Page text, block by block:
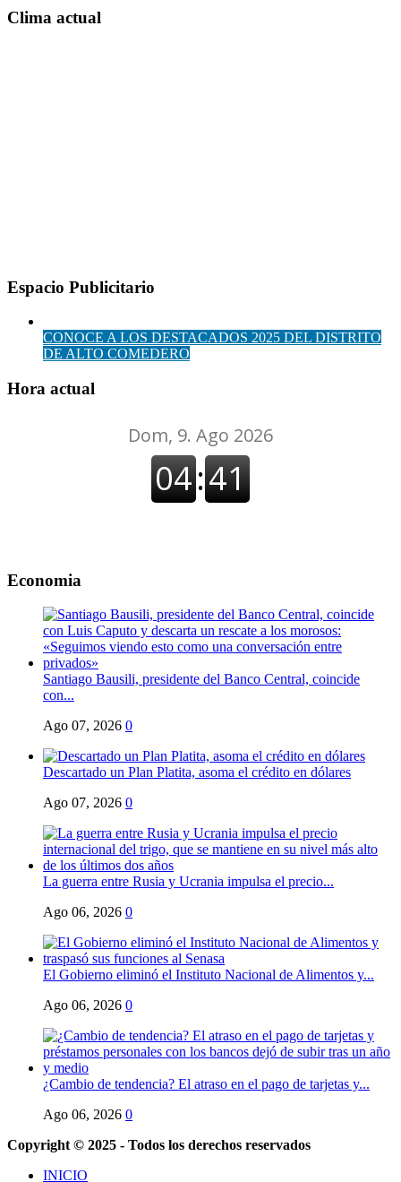
Clima actual
Espacio Publicitario
CONOCE A LOS DESTACADOS 2025 DEL DISTRITO
DE ALTO COMEDERO
Hora actual
Economia
Santiago Bausili, presidente del Banco Central, coincide
con...
Ago 07, 2026 0
Descartado un Plan Platita, asoma el crédito en dólares
Ago 07, 2026 0
La guerra entre Rusia y Ucrania impulsa el precio...
Ago 06, 2026 0
El Gobierno eliminó el Instituto Nacional de Alimentos y...
Ago 06, 2026 0
¿Cambio de tendencia? El atraso en el pago de tarjetas y...
Ago 06, 2026 0
Copyright © 2025 - Todos los derechos reservados
INICIO